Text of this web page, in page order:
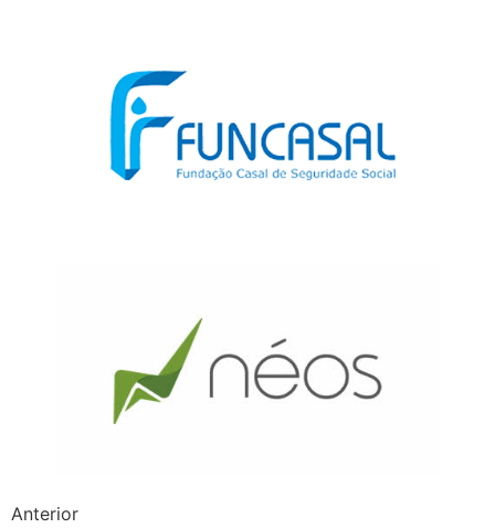
Anterior